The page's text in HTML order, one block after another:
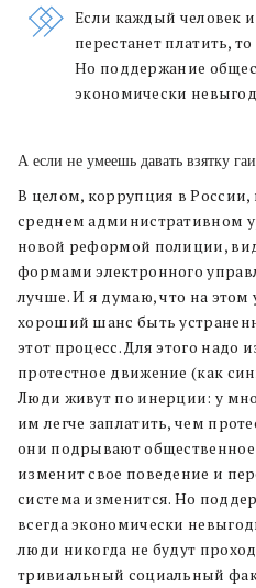
Если каждый человек
перестанет платить,
Но поддержание
экономически
А если не умеешь давать взятку
В целом, коррупция в России,
среднем административном
новой реформой полиции,
формами электронного
лучше. И я думаю, что на
хороший шанс быть
этот процесс. Для этого надо
протестное движение (как
Люди живут по инерции: у
им легче заплатить, чем
они подрывают
изменит свое поведение и
система изменится. Но
всегда экономически
люди никогда не будут
тривиальный социальный